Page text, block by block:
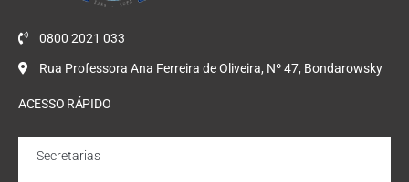
0800 2021 033
Rua Professora Ana Ferreira de Oliveira, Nº 47, Bondarowsky
ACESSO RÁPIDO
Secretarias